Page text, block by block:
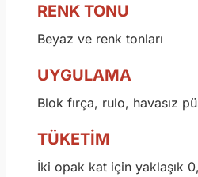
RENK TONU
Beyaz ve renk tonları
UYGULAMA
Blok fırça, rulo, havasız
TÜKETİM
İki opak kat için yaklaşık